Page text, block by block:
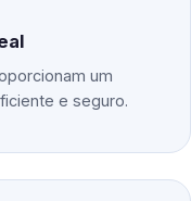
um
e seguro.